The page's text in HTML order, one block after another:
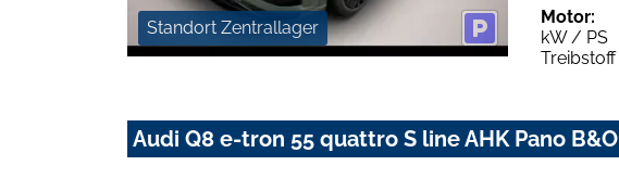
Standort Zentrallager
Motor:
kW / PS
Treibstoff
Audi Q8 e-tron 55 quattro S line AHK Pano B&O